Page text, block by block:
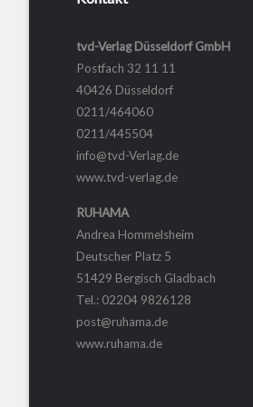
tvd-Verlag Düsseldorf GmbH
Postfach 32 11 11
40426 Düsseldorf
0211/464060
0211/445504
info@tvd-Verlag.de
www.tvd-verlag.de
RUHAMA
Andrea Hommelsheim
Deutscher Platz 5
51429 Bergisch Gladbach
Tel.: 02204 9826128
post@ruhama.de
www.ruhama.de